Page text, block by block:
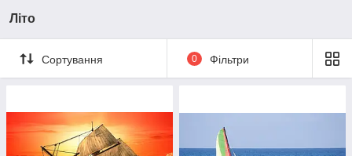
Літо
Сортування 0 Фільтри